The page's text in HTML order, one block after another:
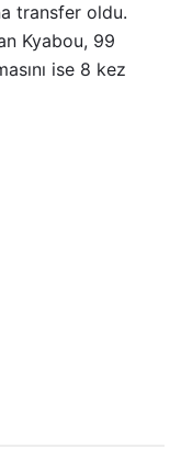
transfer oldu.
Kyabou, 99
ise 8 kez